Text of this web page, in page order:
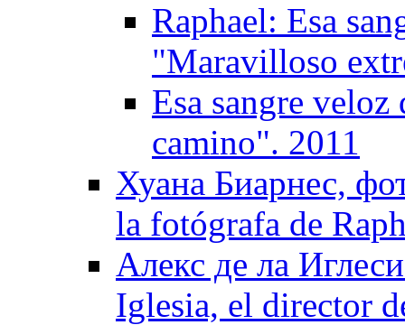
Raphael: Esa
"Maravilloso
Esa sangre
camino". 2011
Хуана Биарнес,
la fotógrafa de
Алекс де ла
Iglesia, el director